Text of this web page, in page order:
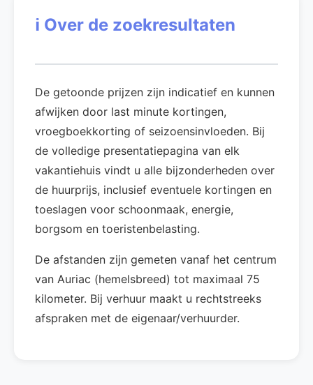
ℹ️ Over de zoekresultaten
De getoonde prijzen zijn indicatief en kunnen
afwijken door last minute kortingen,
vroegboekkorting of seizoensinvloeden. Bij
de volledige presentatiepagina van elk
vakantiehuis vindt u alle bijzonderheden over
de huurprijs, inclusief eventuele kortingen en
toeslagen voor schoonmaak, energie,
borgsom en toeristenbelasting.
De afstanden zijn gemeten vanaf het centrum
van Auriac (hemelsbreed) tot maximaal 75
kilometer. Bij verhuur maakt u rechtstreeks
afspraken met de eigenaar/verhuurder.